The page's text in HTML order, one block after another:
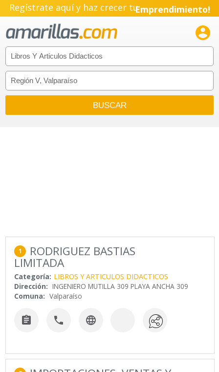
Regístrate aquí y haz crecer tuEmprendimiento!

1 RODRIGUEZ BASTIAS
LIMITADA
Categoría: LIBROS Y ARTICULOS DIDACTICOS
Dirección: INGENIERO MUTILLA 309 PLAYA ANCHA 309
Comuna: Valparaíso
  